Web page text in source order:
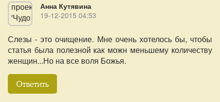
Анна Кутявина
19-12-2015 04:53
Слезы - это очищение. Мне очень хотелось бы, чтобы
статья была полезной как можн меньшему количеству
женщин...Но на все воля Божья.
Ответить